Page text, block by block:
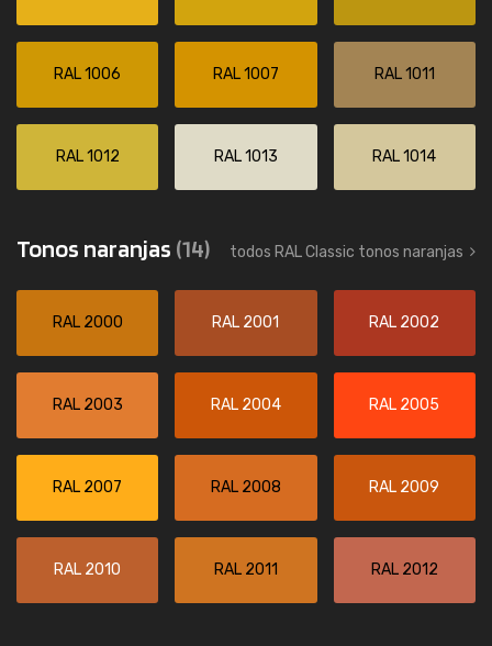
RAL 1006 RAL 1007 RAL 1011
RAL 1012 RAL 1013 RAL 1014
Tonos naranjas (14) todos RAL Classic tonos naranjas
RAL 2000 RAL 2001 RAL 2002
RAL 2003 RAL 2004 RAL 2005
RAL 2007 RAL 2008 RAL 2009
RAL 2010 RAL 2011 RAL 2012